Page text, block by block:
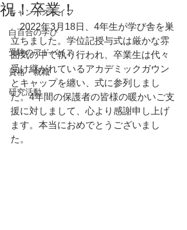
キャンパスライフ
白百合の学び
受験のアドバイス
資格・就職
研究活動
祝！卒業！
2022年3月18日、4年生が学び舎を巣
立ちました。学位記授与式は厳かな雰
囲気の中で執り行われ、卒業生は代々
受け継がれているアカデミックガウン
とキャップを纏い、式に参列しまし
た。4年間の保護者の皆様の暖かいご支
援に対しまして、心より感謝申し上げ
ます。本当におめでとうございまし
た。